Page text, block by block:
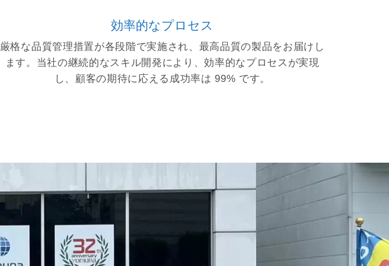
効率的なプロセス
厳格な品質管理措置が各段階で実施され、最高品質の製品をお届けし
ます。当社の継続的なスキル開発により、効率的なプロセスが実現
し、顧客の期待に応える成功率は 99% です。